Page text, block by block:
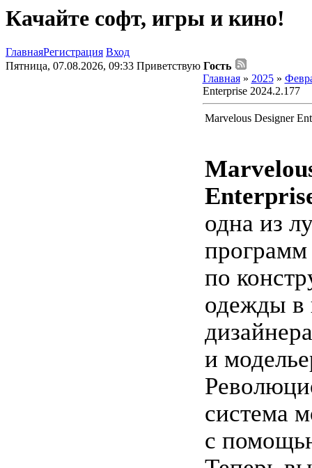
Качайте софт, игры и кино!
ГлавнаяРегистрация Вход
Пятница, 07.08.2026, 09:33 Приветствую Гость
Главная» 2025 »
Enterprise 2024.2.177
Marvelous Designer
одна из
программ
по
одежды
и
система
с